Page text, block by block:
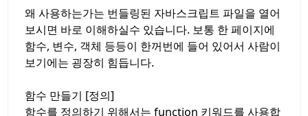
왜 사용하는가는 번들링된 자바스크립트 파일을 열어
보시면 바로 이해하실수 있습니다. 보통 한 페이지에
함수, 변수, 객체 등등이 한꺼번에 들어 있어서 사람이
보기에는 굉장히 힘듭니다.
함수 만들기 [정의]
함수를 정의하기 위해서는 function 키워드를 사용합